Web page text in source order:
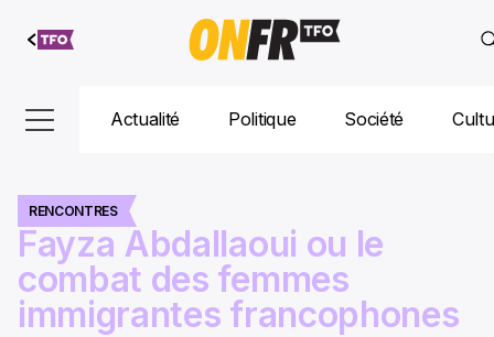
Aller au
contenu
Actualité Politique Société
RENCONTRES
Fayza Abdallaoui ou le
combat des femmes
immigrantes francophones